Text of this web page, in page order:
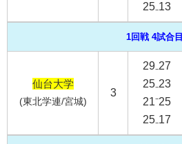
25₋13
1回戦 4試合目
仙台大学
(東北学連/宮城)
3
29₋27
25₋23
21⁻25
25₋17